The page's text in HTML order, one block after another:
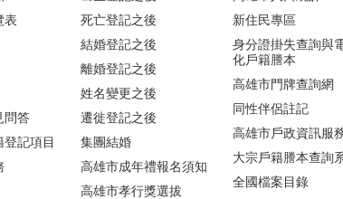
表
問答
記項目
死亡登記之後
結婚登記之後
離婚登記之後
姓名變更之後
遷徙登記之後
集團結婚
高雄市成年禮報名須知
高雄市孝行獎選拔
新住民專區
身分證掛失查詢與
化戶籍謄本
高雄市門牌查詢網
同性伴侶註記
高雄市戶政資訊服
大宗戶籍謄本查詢
全國檔案目錄